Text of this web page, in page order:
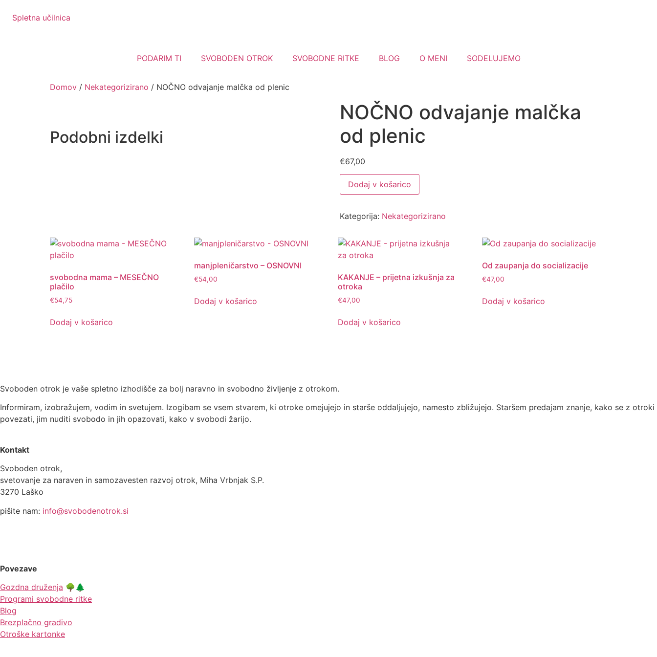
Spletna učilnica
PODARIM TI SVOBODEN OTROK SVOBODNE RITKE BLOG O MENI SODELUJEMO
Domov / Nekategorizirano / NOČNO odvajanje malčka od plenic
NOČNO odvajanje malčka
od plenic
€67,00
Dodaj v košarico
Kategorija: Nekategorizirano
Podobni izdelki
svobodna mama – MESEČNO
plačilo
€54,75
Dodaj v košarico
manjpleničarstvo – OSNOVNI
€54,00
Dodaj v košarico
KAKANJE – prijetna izkušnja za
otroka
€47,00
Dodaj v košarico
Od zaupanja do socializacije
€47,00
Dodaj v košarico
Svoboden otrok je vaše spletno izhodišče za bolj naravno in svobodno življenje z otrokom.
Informiram, izobražujem, vodim in svetujem. Izogibam se vsem stvarem, ki otroke omejujejo in starše oddaljujejo, namesto zbližujejo. Staršem predajam znanje, kako se z otroki
povezati, jim nuditi svobodo in jih opazovati, kako v svobodi žarijo.
Kontakt
Svoboden otrok,
svetovanje za naraven in samozavesten razvoj otrok, Miha Vrbnjak S.P.
3270 Laško
pišite nam: info@svobodenotrok.si
Povezave
Gozdna druženja 🌳🌲
Programi svobodne ritke
Blog
Brezplačno gradivo
Otroške kartonke